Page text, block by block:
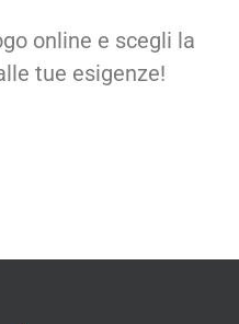
online e scegli la
tue esigenze!